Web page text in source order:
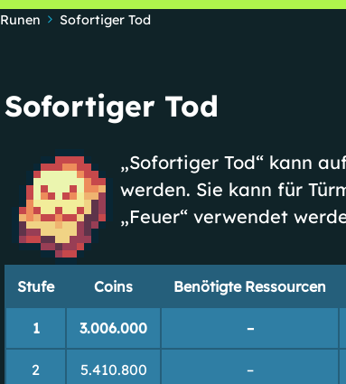
Runen Sofortiger Tod
Sofortiger Tod
„Sofortiger Tod“ kann
werden. Sie kann für
„Feuer“ verwendet
Stufe Coins Benötigte Ressourcen
1 3.006.000 –
2 5.410.800 –